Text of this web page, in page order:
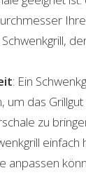
: Ein
um das
zu
anpassen